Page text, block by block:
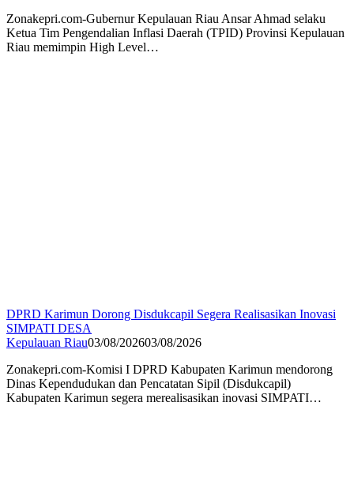
Zonakepri.com-Gubernur Kepulauan Riau Ansar Ahmad selaku
Ketua Tim Pengendalian Inflasi Daerah (TPID) Provinsi Kepulauan
Riau memimpin High Level…
DPRD Karimun Dorong Disdukcapil Segera Realisasikan Inovasi
SIMPATI DESA
Kepulauan Riau03/08/202603/08/2026
Zonakepri.com-Komisi I DPRD Kabupaten Karimun mendorong
Dinas Kependudukan dan Pencatatan Sipil (Disdukcapil)
Kabupaten Karimun segera merealisasikan inovasi SIMPATI…